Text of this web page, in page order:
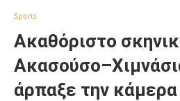
Sports
Ακαθόριστο
άρπαξε την